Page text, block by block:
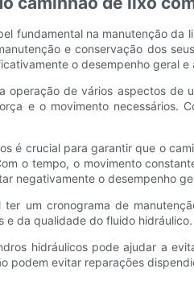
fundamental na manutenção
e conservação dos
o desempenho geral e
operação de vários aspectos
e o movimento necessários.
é crucial para garantir que o
o tempo, o movimento
negativamente o desempenho
ter um cronograma de
da qualidade do fluido
hidráulicos pode ajudar a
podem evitar reparações